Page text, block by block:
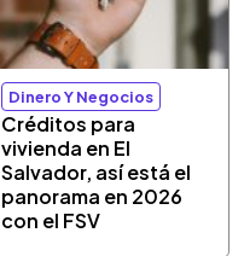
Dinero Y Negocios
Créditos para
vivienda en El
Salvador, así está el
panorama en 2026
con el FSV